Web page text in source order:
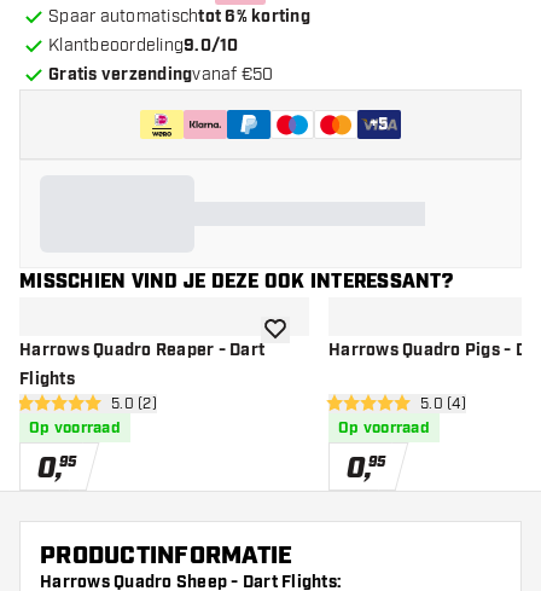
Spaar automatischtot 6% korting
Klantbeoordeling9.0/10
Gratis verzendingvanaf €50
+5
MISSCHIEN VIND JE DEZE OOK INTERESSANT?
Harrows Quadro Reaper - Dart
Flights
open reviews drawer
5 score sterren5.0 (2)
Op voorraad
0,95
toevoegen aan verlanglijst
Harrows Quadro Pigs -
open reviews
5 score sterren5.0 (4)
Op voorraad
0,95
PRODUCTINFORMATIE
Harrows Quadro Sheep - Dart Flights: